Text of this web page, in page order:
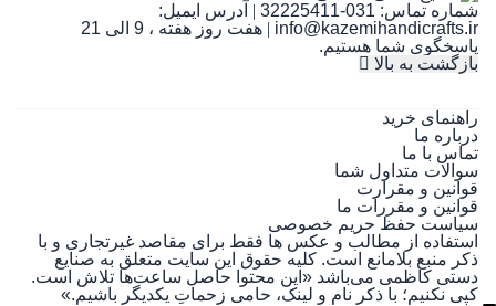
شماره تماس: 031-32225411
| آدرس ایمیل:
info@kazemihandicrafts.ir
|
هفت روز هفته ، 9 الی 21
پاسخگوی شما هستیم.
بازگشت به بالا
راهنمای خرید
درباره ما
تماس با ما
سوالات متداول شما
قوانین و مقرارت
قوانین و مقررات ما
سیاست حفظ حریم خصوصی
استفاده از مطالب و عکس ها فقط برای مقاصد غیرتجاری و با
ذکر منبع بلامانع است. کلیه حقوق این سایت متعلق به صنایع
دستی کاظمی می‌باشد «این محتوا حاصل ساعت‌ها تلاش است.
کپی نکنیم؛ با ذکر نام و لینک، حامی زحماتِ یکدیگر باشیم.»